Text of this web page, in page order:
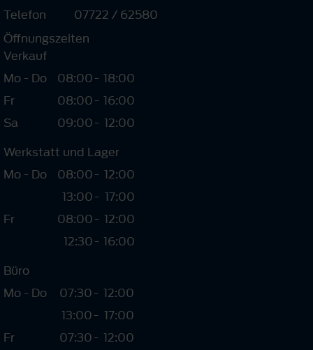
Telefon
07722 / 62580
Öffnungszeiten
Verkauf
Mo - Do
08:00- 18:00
Fr
08:00- 16:00
Sa
09:00- 12:00
Werkstatt und Lager
Mo - Do
08:00
13:00
-
-
12:00
17:00
Fr
08:00
12:30
-
-
12:00
16:00
Büro
Mo - Do
07:30
13:00
-
-
12:00
17:00
Fr
07:30- 12:00